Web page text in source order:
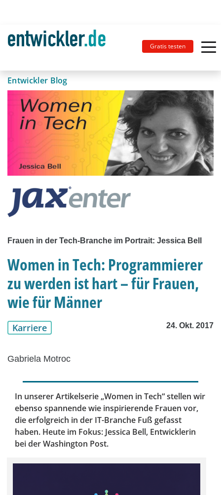
Gratis testen
Entwickler Blog
Frauen in der Tech-Branche im Portrait: Jessica Bell
Women in Tech: Programmierer
zu werden ist hart – für Frauen,
wie für Männer
Karriere 24. Okt. 2017
Gabriela Motroc
In unserer Artikelserie „Women in Tech“ stellen wir
ebenso spannende wie inspirierende Frauen vor,
die erfolgreich in der IT-Branche Fuß gefasst
haben. Heute im Fokus: Jessica Bell, Entwicklerin
bei der Washington Post.